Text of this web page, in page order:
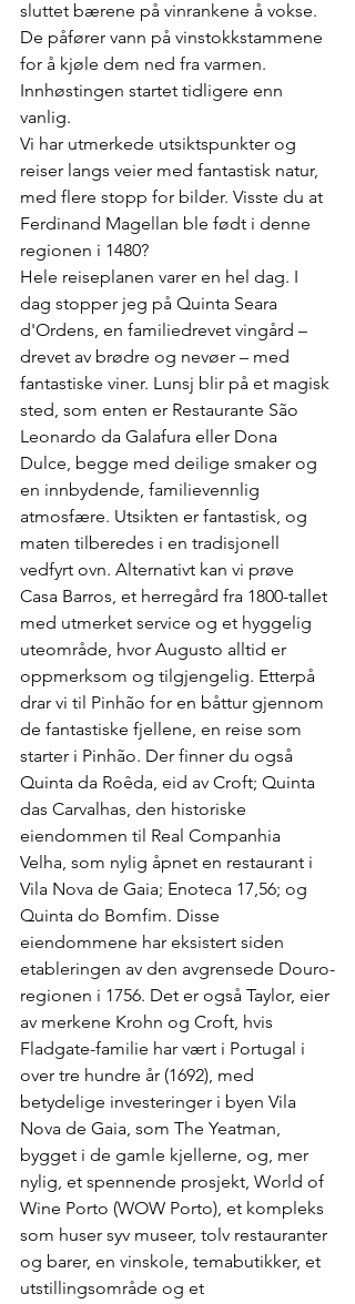
sluttet bærene på vinrankene å vokse.
De påfører vann på vinstokkstammene
for å kjøle dem ned fra varmen.
Innhøstingen startet tidligere enn
vanlig.
Vi har utmerkede utsiktspunkter og
reiser langs veier med fantastisk natur,
med flere stopp for bilder. Visste du at
Ferdinand Magellan ble født i denne
regionen i 1480?
Hele reiseplanen varer en hel dag. I
dag stopper jeg på Quinta Seara
d'Ordens, en familiedrevet vingård –
drevet av brødre og nevøer – med
fantastiske viner. Lunsj blir på et magisk
sted, som enten er Restaurante São
Leonardo da Galafura eller Dona
Dulce, begge med deilige smaker og
en innbydende, familievennlig
atmosfære. Utsikten er fantastisk, og
maten tilberedes i en tradisjonell
vedfyrt ovn. Alternativt kan vi prøve
Casa Barros, et herregård fra 1800-tallet
med utmerket service og et hyggelig
uteområde, hvor Augusto alltid er
oppmerksom og tilgjengelig. Etterpå
drar vi til Pinhão for en båttur gjennom
de fantastiske fjellene, en reise som
starter i Pinhão. Der finner du også
Quinta da Roêda, eid av Croft; Quinta
das Carvalhas, den historiske
eiendommen til Real Companhia
Velha, som nylig åpnet en restaurant i
Vila Nova de Gaia; Enoteca 17,56; og
Quinta do Bomfim. Disse
eiendommene har eksistert siden
etableringen av den avgrensede Douro-
regionen i 1756. Det er også Taylor, eier
av merkene Krohn og Croft, hvis
Fladgate-familie har vært i Portugal i
over tre hundre år (1692), med
betydelige investeringer i byen Vila
Nova de Gaia, som The Yeatman,
bygget i de gamle kjellerne, og, mer
nylig, et spennende prosjekt, World of
Wine Porto (WOW Porto), et kompleks
som huser syv museer, tolv restauranter
og barer, en vinskole, temabutikker, et
utstillingsområde og et